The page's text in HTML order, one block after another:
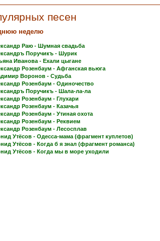
песен
неделю
Раю - Шумная свадьба
Поручикъ - Шурик
Иванова - Ехали цыгане
Розенбаум - Афганская вьюга
Воронов - Судьба
Розенбаум - Одиночество
Поручикъ - Шала-ла-ла
Розенбаум - Глухари
Розенбаум - Казачья
Розенбаум - Утиная охота
Розенбаум - Реквием
Розенбаум - Лесосплав
Утёсов - Одесса-мама (фрагмент куплетов)
Утёсов - Когда б я знал (фрагмент романса)
Утёсов - Когда мы в море уходили